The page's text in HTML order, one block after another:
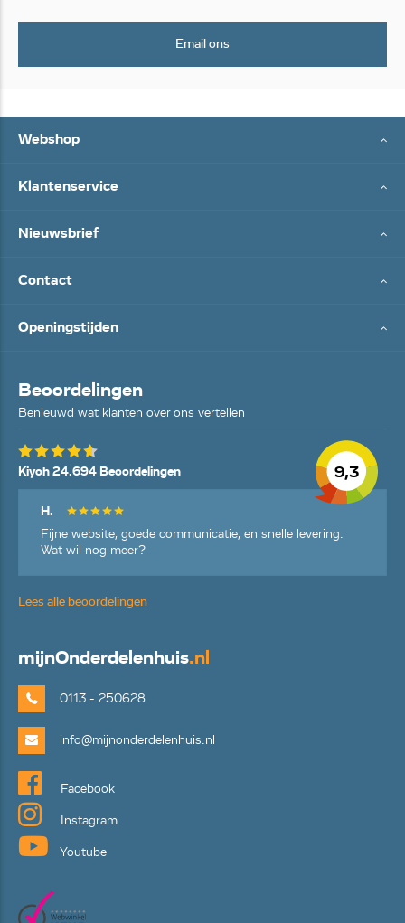
Email ons
Webshop
Klantenservice
Nieuwsbrief
Contact
Openingstijden
Beoordelingen
Benieuwd wat klanten over ons vertellen
9,3
Kiyoh 24.694 Beoordelingen
H.
Fijne website, goede communicatie, en snelle levering.
Wat wil nog meer?
Lees alle beoordelingen
mijnOnderdelenhuis.nl
0113 - 250628
info@mijnonderdelenhuis.nl
Facebook
Instagram
Youtube